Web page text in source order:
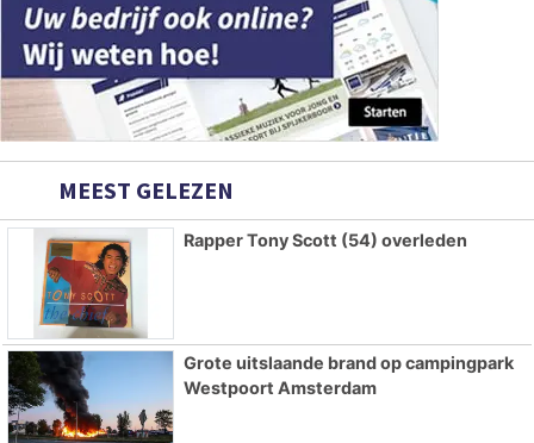
MEEST GELEZEN
Rapper Tony Scott (54) overleden
Grote uitslaande brand op campingpark
Westpoort Amsterdam